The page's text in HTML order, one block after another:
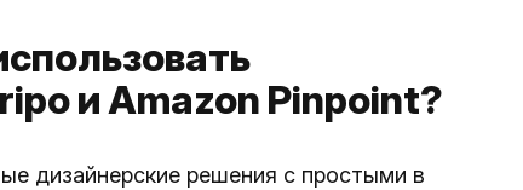
и Amazon Pinpoint?
дизайнерские решения с простыми в